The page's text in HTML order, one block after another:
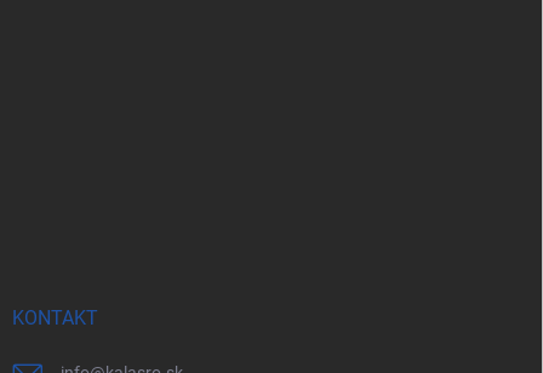
KONTAKT